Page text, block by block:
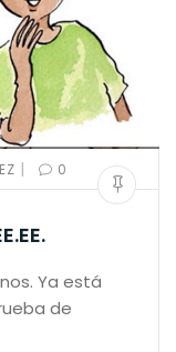
| 0
Ya está
de